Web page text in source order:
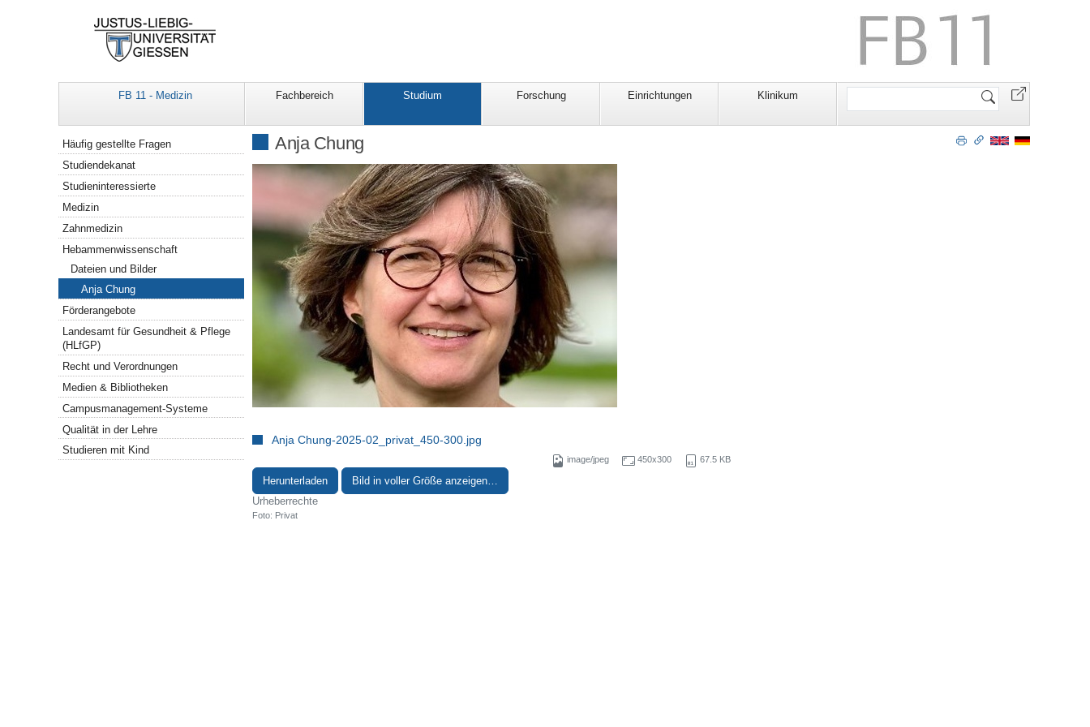
FB 11 - Medizin Fachbereich Studium Forschung Einrichtungen Klinikum
Website
Anja Chung
Anja Chung-2025-02_privat_450-300.jpg
image/jpeg 450x300 67.5 KB
Herunterladen
Bild in voller Größe anzeigen…
Urheberrechte
Foto: Privat
Navigation
Häufig gestellte Fragen
Studiendekanat
Studieninteressierte
Medizin
Zahnmedizin
Hebammenwissenschaft
Dateien und Bilder
Anja Chung
Förderangebote
Landesamt für Gesundheit & Pflege
(HLfGP)
Recht und Verordnungen
Medien & Bibliotheken
Campusmanagement-Systeme
Qualität in der Lehre
Studieren mit Kind